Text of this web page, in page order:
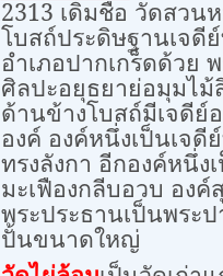
2313 เดิมชื่อ วัดสวน
โบสถ์ประดิษฐานเจดี
อำเภอปากเกร็ดด้วย
ศิลปะอยุธยาย่อมุมไม้
ด้านข้างโบสถ์มีเจดีย์
องค์ องค์หนึ่งเป็นเจดี
ทรงลังกา อีกองค์หนึ่ง
มะเฟืองกลีบอวบ องค์
พระประธานเป็นพระ
ปั้นขนาดใหญ่